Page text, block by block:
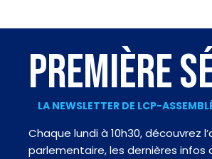
PREMIÈRE
LA NEWSLETTER DE LCP-
Chaque lundi à 10h30, découvrez
parlementaire, les dernières infos